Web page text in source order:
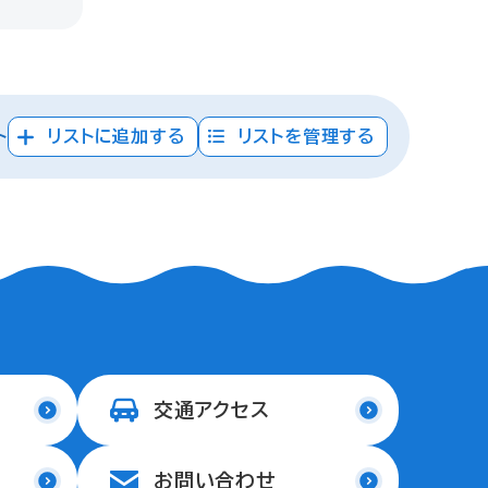
リストに追加する リストを管理する
交通アクセス
お問い合わせ